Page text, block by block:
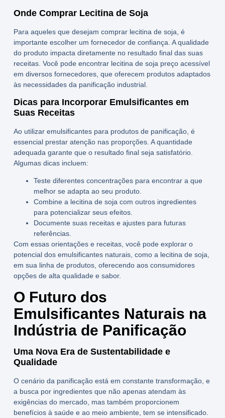
Onde Comprar Lecitina de Soja
Para aqueles que desejam comprar lecitina de soja , é
importante escolher um fornecedor de confiança. A qualidade
do produto impacta diretamente no resultado final das suas
receitas. Você pode encontrar lecitina de soja preçoacessível
em diversos fornecedores, que oferecem produtos adaptados
às necessidades da panificação industrial.
Dicas para Incorporar Emulsificantes em
Suas Receitas
Ao utilizar emulsificantes para produtos de panificação, é
essencial prestar atenção nas proporções. A quantidade
adequada garante que o resultado final seja satisfatório.
Algumas dicas incluem:
Teste diferentes concentrações para encontrar a que
melhor se adapta ao seu produto.
Combine a lecitina de sojacom outros ingredientes
para potencializar seus efeitos.
Documente suas receitas e ajustes para futuras
referências.
Com essas orientações e receitas, você pode explorar o
potencial dos emulsificantes naturais, como a lecitina de soja,
em sua linha de produtos, oferecendo aos consumidores
opções de alta qualidade e sabor.
O Futuro dos
Emulsificantes Naturais na
Indústria de Panificação
Uma Nova Era de Sustentabilidade e
Qualidade
O cenário da panificação está em constante transformação, e
a busca por ingredientes que não apenas atendam às
exigências do mercado, mas também proporcionem
benefícios à saúde e ao meio ambiente, tem se intensificado.